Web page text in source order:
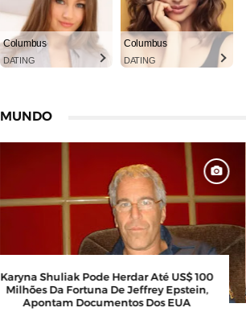
Columbus
DATING
Columbus
DATING
MUNDO
Karyna Shuliak Pode Herdar Até US$ 100
Milhões Da Fortuna De Jeffrey Epstein,
Apontam Documentos Dos EUA